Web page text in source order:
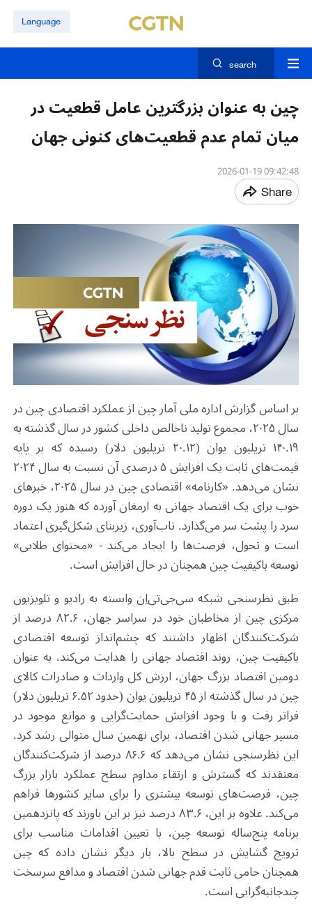
Language
search
چین به عنوان بزرگترین عامل قطعیت در
میان تمام عدم ‌قطعیت‌های کنونی جهان
09:42:48 2026-01-19
Share
بر اساس گزارش‌ اداره ملی آمار چین از عملکرد اقتصادی چین در
سال ۲۰۲۵، مجموع تولید ناخالص داخلی کشور در سال گذشته به
۱۴۰.۱۹ تریلیون یوان (۲۰.۱۲ تریلیون دلار) رسیده که بر پایه
قیمت‌های ثابت یک افزایش ۵ درصدی آن نسبت به سال ۲۰۲۴
نشان می‌دهد. «کارنامه» اقتصادی چین در سال ۲۰۲۵، خبرهای
خوب برای یک اقتصاد جهانی به ارمغان آورده که هنوز یک دوره
سرد را پشت سر می‌گذارد. تاب‌آوری، زیربنای شکل‌گیری اعتماد
است و تحول، فرصت‌‌ها را ایجاد می‌کند - «محتوای طلایی»
توسعه باکیفیت چین همچنان در حال افزایش است.
طبق نظرسنجی شبکه سی‌جی‌تی‌اِن وابسته به رادیو و تلویزیون
مرکزی چین از مخاطبان خود در سراسر جهان، ۸۲.۶ درصد از
شرکت‌کنندگان اظهار داشتند که چشم‌انداز توسعه اقتصادی
باکیفیت چین، روند اقتصاد جهانی را هدایت می‌کند. به عنوان
دومین اقتصاد بزرگ جهان، ارزش کل واردات و صادرات کالای
چین در سال گذشته از ۴۵ تریلیون یوان (حدود ۶.۵۲ تریلیون دلار)
فراتر رفت و با وجود افزایش حمایت‌گرایی و موانع موجود در
مسیر جهانی شدن اقتصاد، برای نهمین سال متوالی رشد کرد.
این نظرسنجی نشان می‌دهد که ۸۶.۶ درصد از شرکت‌کنندگان
معتقدند که گسترش و ارتقاء مداوم سطح عملکرد بازار بزرگ
چین، فرصت‌های توسعه بیشتری را برای سایر کشورها فراهم
می‌کند. علاوه بر این، ۸۳.۶ درصد نیز بر این باورند که پانزدهمین
برنامه پنج‌ساله توسعه چین، با تعیین اقدامات مناسب برای
ترویج گشایش در سطح بالا، بار دیگر نشان داده که چین
همچنان حامی ثابت قدم جهانی شدن اقتصاد و مدافع سرسخت
چندجانبه‌گرایی است.